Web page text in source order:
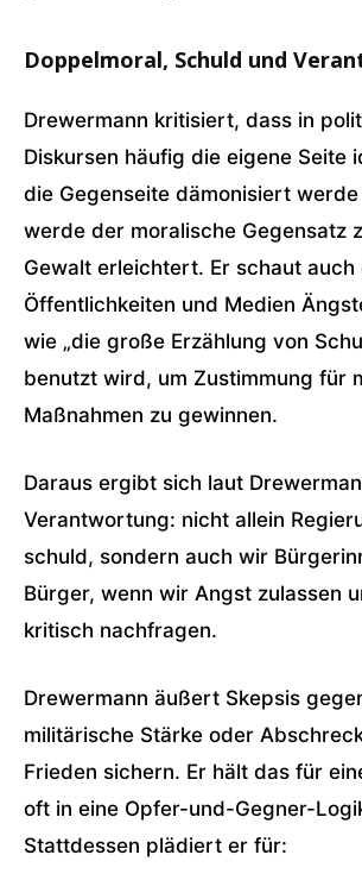
Doppelmoral, Schuld und
Drewermann kritisiert, dass in
Diskursen häufig die eigene Seite
die Gegenseite dämonisiert
werde der moralische Gegensatz
Gewalt erleichtert. Er schaut auch
Öffentlichkeiten und Medien
wie „die große Erzählung von
benutzt wird, um Zustimmung für
Maßnahmen zu gewinnen.
Daraus ergibt sich laut
Verantwortung: nicht allein
schuld, sondern auch wir
Bürger, wenn wir Angst zulassen
kritisch nachfragen.
Drewermann äußert Skepsis
militärische Stärke oder
Frieden sichern. Er hält das für
oft in eine Opfer-und-Gegner-
Stattdessen plädiert er für: